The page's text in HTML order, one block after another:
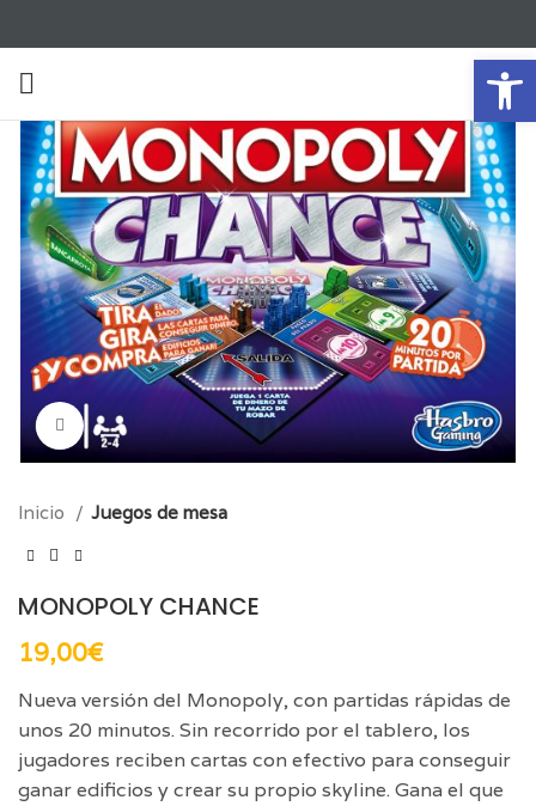
Click para aumentar
Inicio Juegos de mesa
MONOPOLY CHANCE
19,00€
Nueva versión del Monopoly, con partidas rápidas de
unos 20 minutos. Sin recorrido por el tablero, los
jugadores reciben cartas con efectivo para conseguir
ganar edificios y crear su propio skyline. Gana el que